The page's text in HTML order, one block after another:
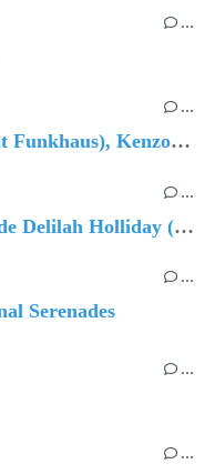
…
…
🔵 Avec The Quiet House (Live at Funkhaus), Kenzo Zurzolo livre une performance aussi intense qu'envoûtante.
…
🔵 Le nouvel album « Fat Cat » de Delilah Holliday (sortie le 30 Octobre 2026)
…
Serenades
…
…